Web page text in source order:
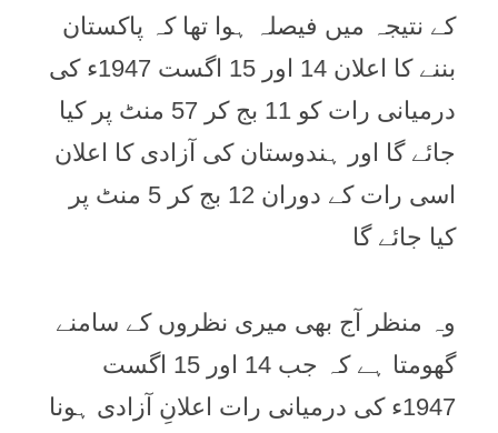
کے نتیجہ میں فیصلہ ہوا تھا کہ پاکستان
بننے کا اعلان 14 اور 15 اگست 1947ء کی
درمیانی رات کو 11 بج کر 57 منٹ پر کیا
جائے گا اور ہندوستان کی آزادی کا اعلان
اسی رات کے دوران 12 بج کر 5 منٹ پر
کیا جائے گا
وہ منظر آج بھی میری نظروں کے سامنے
گھومتا ہے کہ جب 14 اور 15 اگست
1947ء کی درمیانی رات اعلانِ آزادی ہونا